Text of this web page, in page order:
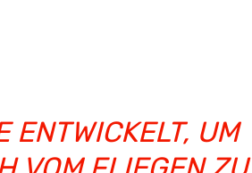
ENTWICKELT, UM